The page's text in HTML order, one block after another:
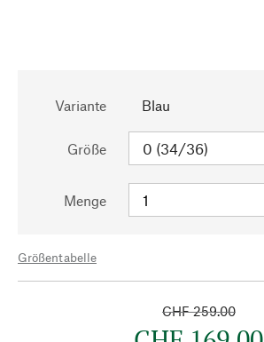
Variante Blau
Größe
Menge
Größentabelle
CHF 259.00